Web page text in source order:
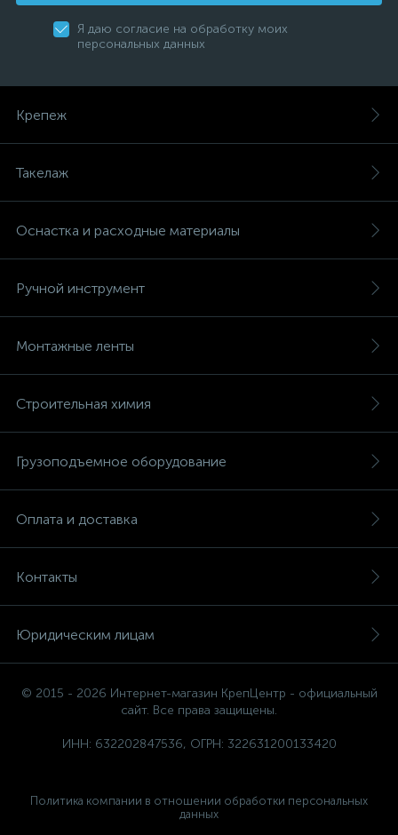
Я даю согласие на обработку моих
персональных данных
Крепеж
Такелаж
Оснастка и расходные материалы
Ручной инструмент
Монтажные ленты
Строительная химия
Грузоподъемное оборудование
Оплата и доставка
Контакты
Юридическим лицам
© 2015 - 2026 Интернет-магазин КрепЦентр - официальный
сайт. Все права защищены.
ИНН: 632202847536, ОГРН: 322631200133420
Политика компании в отношении обработки персональных
данных